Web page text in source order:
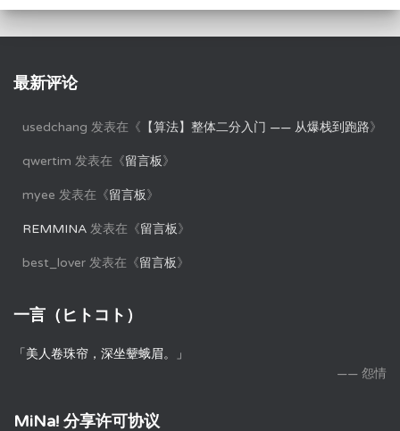
最新评论
usedchang 发表在《 【算法】整体二分入门 —— 从爆栈到跑路》
qwertim 发表在《留言板》
myee 发表在《留言板》
REMMINA 发表在《留言板》
best_lover 发表在《留言板》
一言（ヒトコト）
「美人卷珠帘，深坐颦蛾眉。」
—— 怨情
MiNa! 分享许可协议